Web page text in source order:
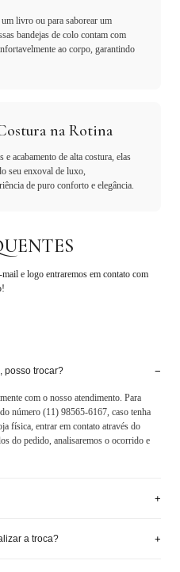
livro ou para saborear um
bandejas de colo contam com
ao corpo, garantindo
na Rotina
acabamento de alta costura, elas
seu enxoval de luxo,
de puro conforto e elegância.
e logo entraremos em contato com
posso trocar? −
com o nosso atendimento. Para
número (11) 98565-6167, caso tenha
física, entrar em contato através do
do pedido, analisaremos o ocorrido e
+
a troca? +